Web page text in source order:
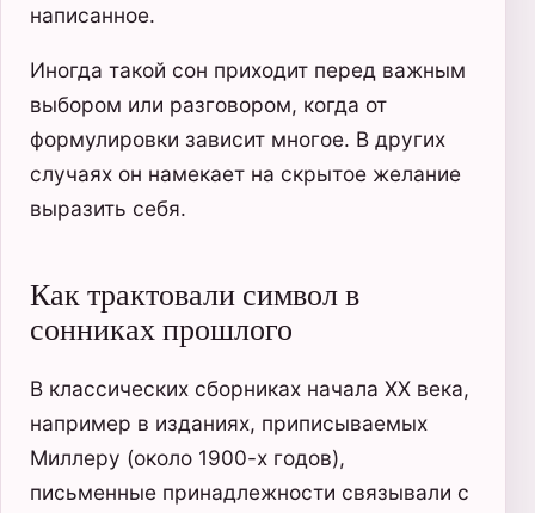
написанное.
Иногда такой сон приходит перед важным
выбором или разговором, когда от
формулировки зависит многое. В других
случаях он намекает на скрытое желание
выразить себя.
Как трактовали символ в
сонниках прошлого
В классических сборниках начала XX века,
например в изданиях, приписываемых
Миллеру (около 1900-х годов),
письменные принадлежности связывали с